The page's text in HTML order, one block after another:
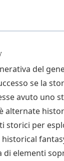
del
se la
avuto uno
alternate
storici per
historical
di elementi